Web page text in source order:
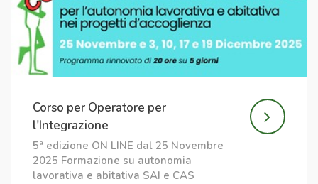
Corso per Operatore per
l'Integrazione
5ª edizione ON LINE dal 25 Novembre
2025 Formazione su autonomia
lavorativa e abitativa SAI e CAS